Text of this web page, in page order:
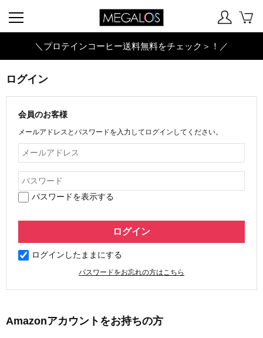
＼プロテインコーヒー送料無料をチェック＞！／
ログイン
会員のお客様
メールアドレスとパスワードを入力してログインしてください。
パスワードを表示する
ログインしたままにする
パスワードをお忘れの方はこちら
Amazonアカウントをお持ちの方